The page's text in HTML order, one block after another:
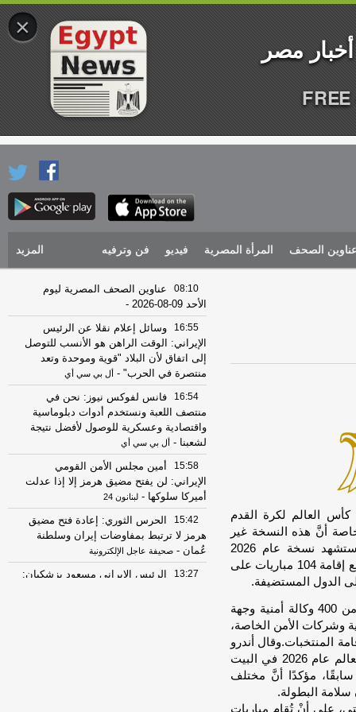
الصحف المرأة المصرية فيديو فن وترفيه المزيد
كأس العالم لكرة القدم
خاصة أنَّ هذه النسخة غير
مسبوقة في تاريخ المونديال، على صعيد المشاركة.وستشهد نسخة عام 2026
مشاركة 48 منتخبًا للمرَّة الأولى في تاريخ كأس العالم، مع إقامة 104 مباريات على
وبحسب المسؤولين عن التخطيط الأمني، تشارك أكثر من 400 وكالة أمنية وجهة
وشركات الأمن الخاصة،
المنتخبات.وقال أندرو
جولياني، المدير التنفيذي لفريق العمل الخاص بكأس العالم عام 2026 في البيت
مؤكدًا أنَّ مختلف
البطولة.
سيتي، على أنْ تُقام مباريات
08:10
عناوين الصحف المصرية ليوم
الأحد 09-08-2026
-
16:55
وسائل إعلام نقلا عن الرئيس
الإيراني: الوقت الراهن هو الأنسب للتوصل
إلى اتفاق لأن البلاد "قوية وموحدة وتعد
منتصرة في الحرب" - أل بي سي أي
16:54
فانس لفوكس نيوز: نحن في
منتصف اللعبة ونستخدم أدوات دبلوماسية
واقتصادية وعسكرية للوصول لأفضل نتيجة
لشعبنا - أل بي سي أي
15:58
أمين مجلس الأمن القومي
الإيراني: لن يفتح مضيق هرمز إلا إذا عدلت
أميركا سلوكها - لبنانون 24
15:42
الحرس الثوري: إعادة فتح مضيق
هرمز لا ترتبط بمفاوضات إيران وسلطنة
عُمان - صحيفة عاجل الإلكترونية
13:27
الرئيس الإيراني مسعود بزشكيان:
×